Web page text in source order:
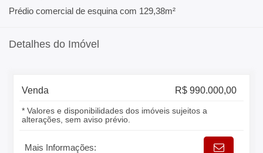
Prédio comercial de esquina com 129,38m²
Detalhes do Imóvel
Venda R$ 990.000,00
* Valores e disponibilidades dos imóveis sujeitos a
alterações, sem aviso prévio.
Mais Informações: